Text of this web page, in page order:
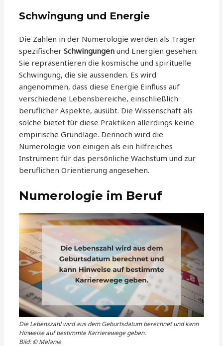
Schwingung und Energie
Die Zahlen in der Numerologie werden als Träger
spezifischerSchwingungen und Energien gesehen.
Sie repräsentieren die kosmische und spirituelle
Schwingung, die sie aussenden. Es wird
angenommen, dass diese Energie Einfluss auf
verschiedene Lebensbereiche, einschließlich
beruflicher Aspekte, ausübt. Die Wissenschaft als
solche bietet für diese Praktiken allerdings keine
empirische Grundlage. Dennoch wird die
Numerologie von einigen als ein hilfreiches
Instrument für das persönliche Wachstum und zur
beruflichen Orientierung angesehen.
Numerologie im Beruf
Die Lebenszahl wird aus dem Geburtsdatum berechnet und kann
Hinweise auf bestimmte Karrierewege geben.
Bild: © Melanie